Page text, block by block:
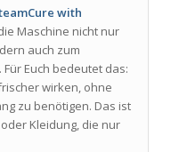
with
Maschine nicht nur
auch zum
Euch bedeutet das:
wirken, ohne
zu benötigen. Das ist
Kleidung, die nur